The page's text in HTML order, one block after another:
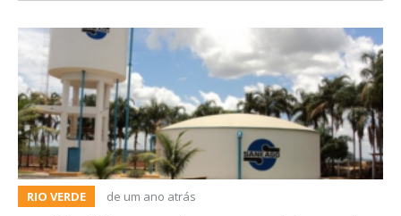
RIO VERDE de um ano atrás